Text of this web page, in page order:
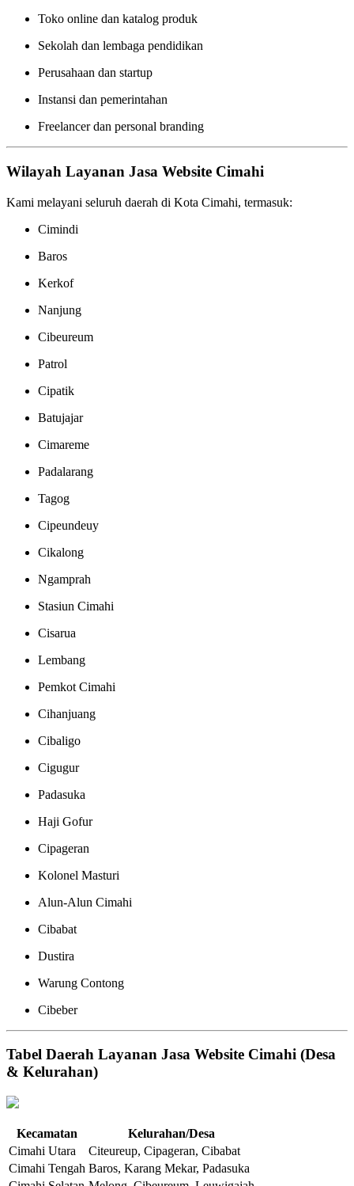
Toko online dan katalog produk
Sekolah dan lembaga pendidikan
Perusahaan dan startup
Instansi dan pemerintahan
Freelancer dan personal branding
Wilayah Layanan Jasa Website Cimahi
Kami melayani seluruh daerah di Kota Cimahi, termasuk:
Cimindi
Baros
Kerkof
Nanjung
Cibeureum
Patrol
Cipatik
Batujajar
Cimareme
Padalarang
Tagog
Cipeundeuy
Cikalong
Ngamprah
Stasiun Cimahi
Cisarua
Lembang
Pemkot Cimahi
Cihanjuang
Cibaligo
Cigugur
Padasuka
Haji Gofur
Cipageran
Kolonel Masturi
Alun-Alun Cimahi
Cibabat
Dustira
Warung Contong
Cibeber
Tabel Daerah Layanan Jasa Website Cimahi (Desa
& Kelurahan)
Kecamatan
Kelurahan/Desa
Cimahi Utara
Citeureup, Cipageran, Cibabat
Cimahi Tengah Baros, Karang Mekar, Padasuka